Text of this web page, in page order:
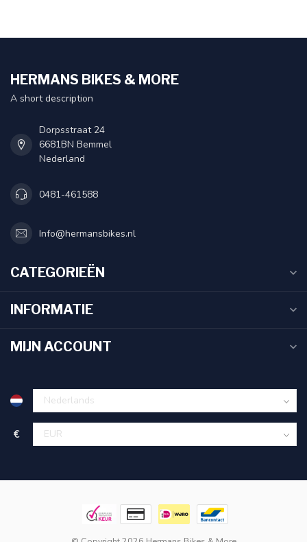
HERMANS BIKES & MORE
A short description
Dorpsstraat 24
6681BN Bemmel
Nederland
0481-461588
Info@hermansbikes.nl
CATEGORIEËN
INFORMATIE
MIJN ACCOUNT
€